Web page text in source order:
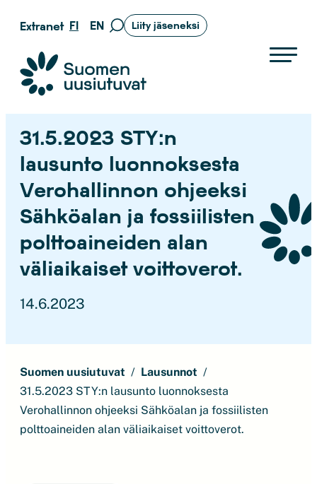
Siirry
sisältöön
Extranet FI EN
Siirry
Liity jäseneksi
Suomen uusiutuvat ry
31.5.2023 STY:n
lausunto luonnoksesta
Verohallinnon ohjeeksi
Sähköalan ja fossiilisten
polttoaineiden alan
väliaikaiset voittoverot.
14.6.2023
Suomen uusiutuvat
Lausunnot
31.5.2023 STY:n lausunto luonnoksesta
Verohallinnon ohjeeksi Sähköalan ja fossiilisten
polttoaineiden alan väliaikaiset voittoverot.